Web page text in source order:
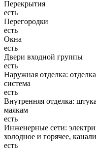
Перекрытия
есть
Перегородки
есть
Окна
есть
Двери входной группы
есть
Наружная отделка:
система
есть
Внутренняя отделка:
маякам
есть
Инженерные сети:
холодное и горячее,
есть